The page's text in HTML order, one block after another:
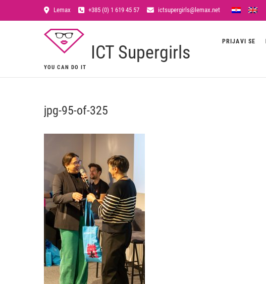
Lemax +385 (0) 1 619 45 57 ictsupergirls@lemax.net
ICT Supergirls
YOU CAN DO IT
PRIJAVI SE
jpg-95-of-325